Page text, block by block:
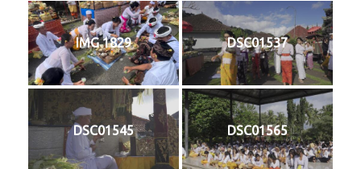
IMG 1829 DSC01537
DSC01545 DSC01565